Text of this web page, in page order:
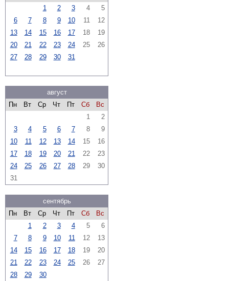
1
2 3 4
5
6
7 8 9 10 11
12
13
14 15 16 17 18
19
20
21 22 23 24 25
26
27
28 29 30 31
август
Пн
Вт Ср Чт Пт Сб
Вс
1
2
3
4 5 6 7 8
9
10
11 12 13 14 15
16
17
18 19 20 21 22
23
24
25 26 27 28 29
30
31
сентябрь
Пн
Вт Ср Чт Пт Сб
Вс
1
2 3 4 5
6
7
8 9 10 11 12
13
14
15 16 17 18 19
20
21
22 23 24 25 26
27
28
29 30